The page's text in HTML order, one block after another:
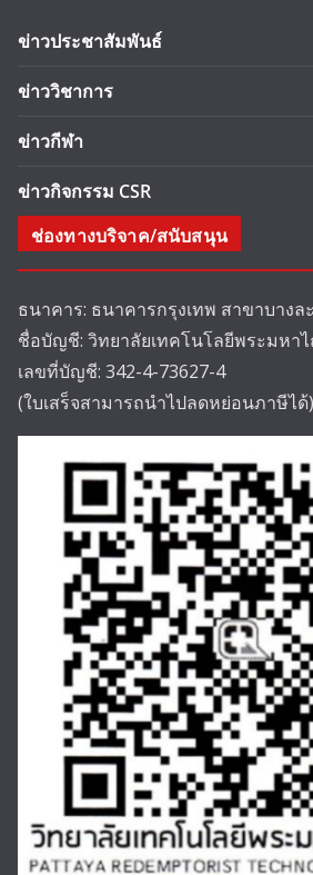
ข่าวประชาสัมพันธ์
ข่าววิชาการ
ข่าวกีฬา
ข่าวกิจกรรม CSR
ช่องทางบริจาค/สนับสนุน
ธนาคาร: ธนาคารกรุงเทพ สาขาบางล
ชื่อบัญชี: วิทยาลัยเทคโนโลยีพระมหา
เลขที่บัญชี: 342-4-73627-4
(ใบเสร็จสามารถนำไปลดหย่อนภาษีได้)